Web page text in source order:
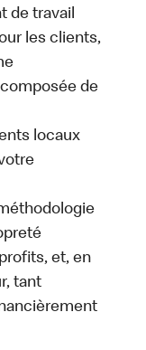
de travail
les clients,
de
locaux
et, en
tant